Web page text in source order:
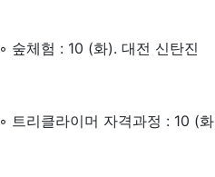
◦ 숲체험 : 10 (화). 대전 신탄진
◦ 트리클라이머 자격과정 : 10 (